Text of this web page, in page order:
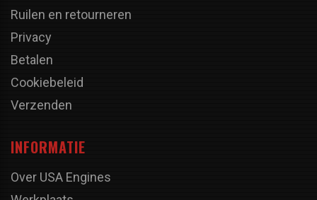
Ruilen en retourneren
Privacy
Betalen
Cookiebeleid
Verzenden
INFORMATIE
Over USA Engines